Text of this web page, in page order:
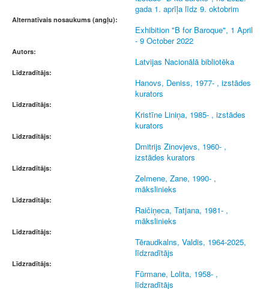
gada 1. aprīļa līdz 9. oktobrim
Alternatīvais nosaukums (angļu):
Exhibition "B for Baroque", 1 April
- 9 October 2022
Autors:
Latvijas Nacionālā bibliotēka
Līdzradītājs:
Hanovs, Deniss, 1977- , izstādes
kurators
Līdzradītājs:
Kristīne Liniņa, 1985- , izstādes
kurators
Līdzradītājs:
Dmitrijs Zinovjevs, 1960- ,
izstādes kurators
Līdzradītājs:
Zelmene, Zane, 1990- ,
mākslinieks
Līdzradītājs:
Raičiņeca, Tatjana, 1981- ,
mākslinieks
Līdzradītājs:
Tēraudkalns, Valdis, 1964-2025,
līdzradītājs
Līdzradītājs:
Fūrmane, Lolita, 1958- ,
līdzradītājs